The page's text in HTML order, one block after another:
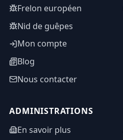
Frelon européen
Nid de guêpes
Mon compte
Blog
Nous contacter
ADMINISTRATIONS
En savoir plus